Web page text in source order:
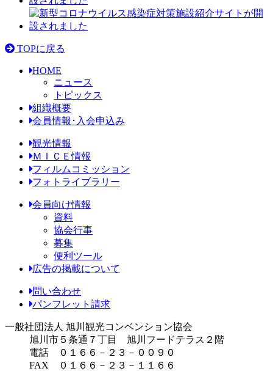
TOPに戻る
HOME
ニュース
トピックス
組織概要
会員情報･入会申込み
観光情報
ＭＩＣＥ情報
フィルムコミッション
フォトライブラリー
会員向け情報
資料
協会行事
募集
便利ツール
広告の掲載について
問い合わせ
パンフレット請求
一般社団法人 旭川観光コンベンション協会
旭川市５条通７丁目 旭川フードテラス２階
電話 ０１６６－２３－００９０
FAX ０１６６－２３－１１６６